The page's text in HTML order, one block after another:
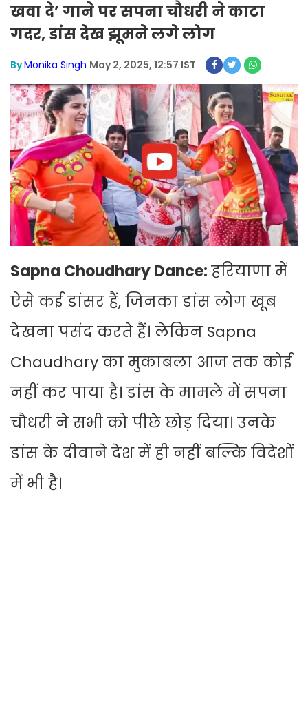
खवा दे’ गाने पर सपना चौधरी ने काटा
गदर, डांस देख झूमने लगे लोग
ByMonika Singh May 2, 2025, 12:57 IST
Sapna Choudhary Dance:हरियाणा में
ऐसे कई डांसर हैं, जिनका डांस लोग खूब
देखना पसंद करते हैं। लेकिन Sapna
Chaudhary का मुकाबला आज तक कोई
नहीं कर पाया है। डांस के मामले में सपना
चौधरी ने सभी को पीछे छोड़ दिया। उनके
डांस के दीवाने देश में ही नहीं बल्कि विदेशों
में भी है।